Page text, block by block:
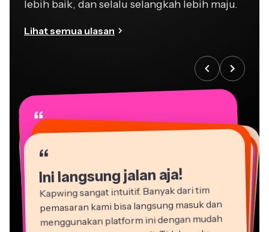
“
Ini langsung jalan aja!
Kapwing sangat intuitif. Banyak dari tim
pemasaran kami bisa langsung masuk dan
menggunakan platform ini dengan mudah
tanpa petunjuk yang rumit. Tidak perlu
“
“
“
“
“
“ “
“
“
“